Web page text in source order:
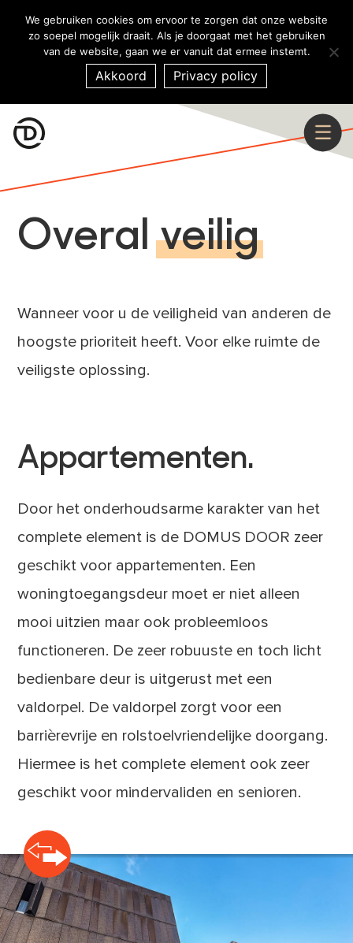
We gebruiken cookies om ervoor te zorgen dat onze website
zo soepel mogelijk draait. Als je doorgaat met het gebruiken
van de website, gaan we er vanuit dat ermee instemt.
Akkoord Privacy policy
Overalveilig
Wanneer voor u de veiligheid van anderen de
hoogste prioriteit heeft. Voor elke ruimte de
veiligste oplossing.
Appartementen.
Door het onderhoudsarme karakter van het
complete element is de DOMUS DOOR zeer
geschikt voor appartementen. Een
woningtoegangsdeur moet er niet alleen
mooi uitzien maar ook probleemloos
functioneren. De zeer robuuste en toch licht
bedienbare deur is uitgerust met een
valdorpel. De valdorpel zorgt voor een
barrièrevrije en rolstoelvriendelijke doorgang.
Hiermee is het complete element ook zeer
geschikt voor mindervaliden en senioren.